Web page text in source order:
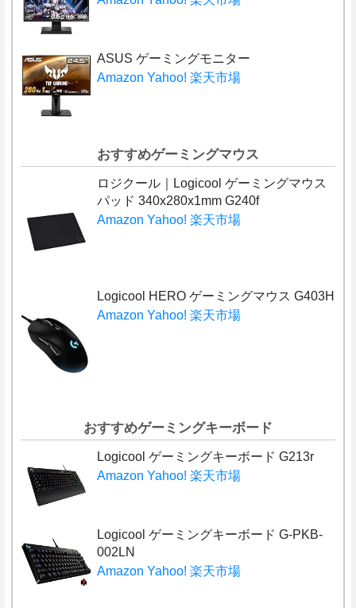
ASUS ゲーミングモニター
Amazon Yahoo! 楽天市場
おすすめゲーミングマウス
ロジクール｜Logicool ゲーミングマウス
パッド 340x280x1mm G240f
Amazon Yahoo! 楽天市場
Logicool HERO ゲーミングマウス G403H
Amazon Yahoo! 楽天市場
おすすめゲーミングキーボード
Logicool ゲーミングキーボード G213r
Amazon Yahoo! 楽天市場
Logicool ゲーミングキーボード G-PKB-
002LN
Amazon Yahoo! 楽天市場